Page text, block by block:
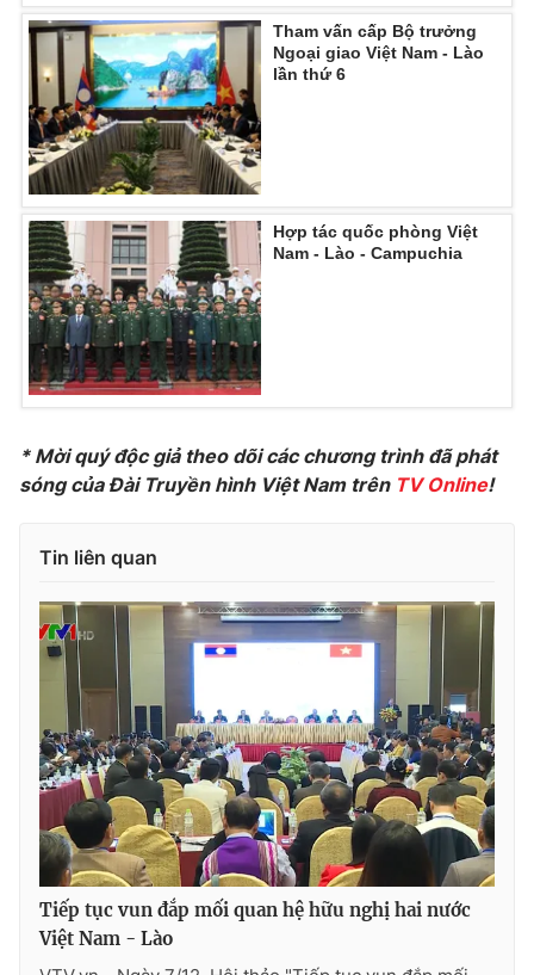
Video Shorts video
VTV Money VTV Thể thao
VTV Sức khoẻ Bất động sản
Thị trường 24h Tấm lòng Việt
VTV4 Vươn mình bằng AI
VTV9
THỜI BÁO VTV
Theo dõi báo trên
Cơ quan chủ quản:Đài Truyền hình Việt Nam
Cơ quan báo chí:Thời báo VTV
Giấy phép hoạt động báo in và báo điện tử số 483/GP-BTTTT
cấp ngày 29/12/2023
Tổng Biên tập:Vũ Thanh Thủy
Phó Tổng Biên tập:Nguyễn Thị Mỹ Hạnh, Phạm Quốc Thắng,
Nguyễn Trọng Ninh
Tổng đài VTV:
Tham vấn cấp Bộ trưởng
Ngoại giao Việt Nam - Lào
lần thứ 6
Hợp tác quốc phòng Việt
Nam - Lào - Campuchia
* Mời quý độc giả theo dõi các chương trình đã phát
sóng của Đài Truyền hình Việt Nam trên TV Online!
Tin liên quan
Tiếp tục vun đắp mối quan hệ hữu nghị hai nước
Việt Nam - Lào